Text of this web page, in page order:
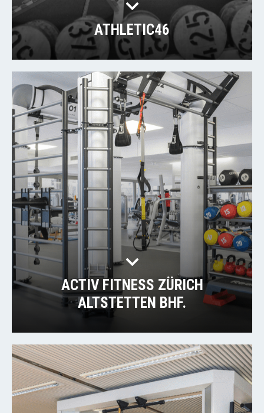
ATHLETIC46
ACTIV FITNESS ZÜRICH
ALTSTETTEN BHF.